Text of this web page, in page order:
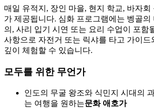
매일 유적지, 장인 마을, 현지 학교, 바자회
가 제공됩니다. 심화 프로그램에는 벵골의
의, 사리 입기 시연 또는 요리 수업이 포함
사항으로 자전거 또는 릭샤를 타고 가이드
깊이 체험할 수 있습니다.
모두를 위한 무언가
인도의 무굴 왕조와 식민지 시대의
는 여행을 원하는문화 애호가